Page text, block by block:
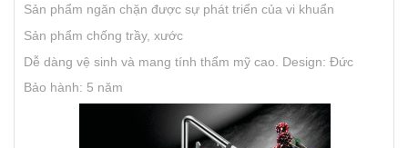
Sản phẩm ngăn chặn được sự phát triển của vi khuẩn
Sản phẩm chống trầy, xước
Dễ dàng vệ sinh và mang tính thẩm mỹ cao.
Design: Đức
Bảo hành: 5 năm